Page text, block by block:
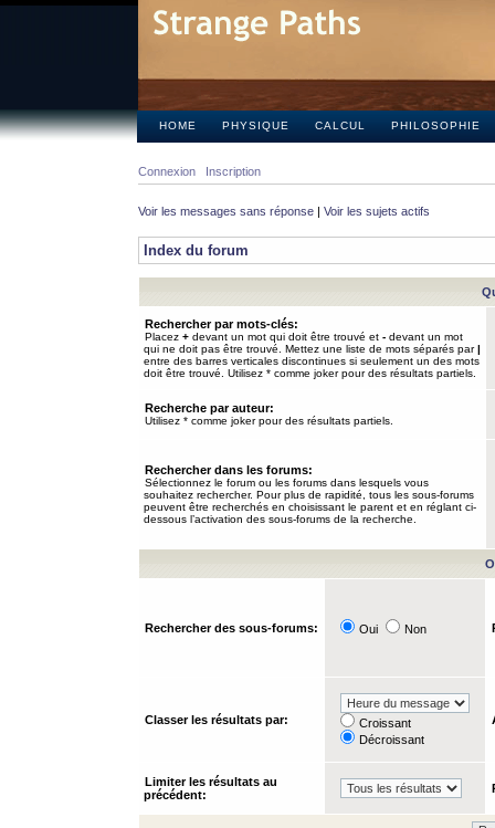
HOME PHYSIQUE CALCUL PHILOSOPHIE
Connexion Inscription
Voir les messages sans réponse | Voir les sujets actifs
Index du forum
Rechercher par mots-clés:
Placez + devant un mot qui doit être trouvé et - devant un mot
qui ne doit pas être trouvé. Mettez une liste de mots séparés par|
entre des barres verticales discontinues si seulement un des mots
doit être trouvé. Utilisez * comme joker pour des résultats partiels.
Recherche par auteur:
Utilisez * comme joker pour des résultats partiels.
Rechercher dans les forums:
Sélectionnez le forum ou les forums dans lesquels vous
souhaitez rechercher. Pour plus de rapidité, tous les sous-forums
peuvent être recherchés en choisissant le parent et en réglant ci-
dessous l’activation des sous-forums de la recherche.
Rechercher des sous-forums: Oui Non
Classer les résultats par:
Croissant
Décroissant
Limiter les résultats au
précédent: